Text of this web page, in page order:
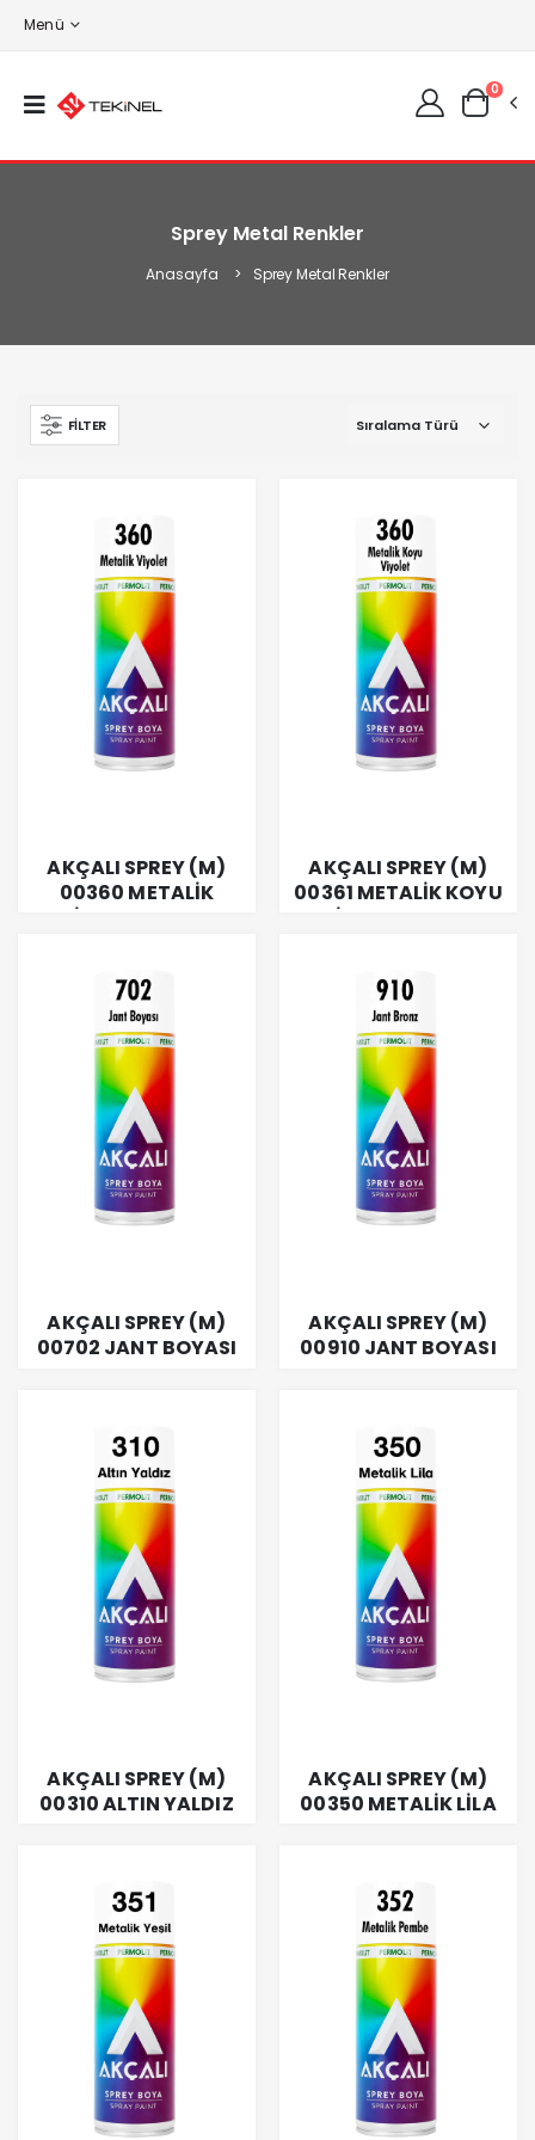
Menü
0
Sprey Metal Renkler
Anasayfa Sprey Metal Renkler
FILTER
AKÇALI SPREY (M)
00360 METALİK
VİYOLET400 ML
AKÇALI SPREY (M)
00361 METALİK KOYU
VİYOLET400 ML
AKÇALI SPREY (M)
00702 JANT BOYASI
AKÇALI SPREY (M)
00910 JANT BOYASI
AKÇALI SPREY (M)
00310 ALTIN YALDIZ
AKÇALI SPREY (M)
00350 METALİK LİLA